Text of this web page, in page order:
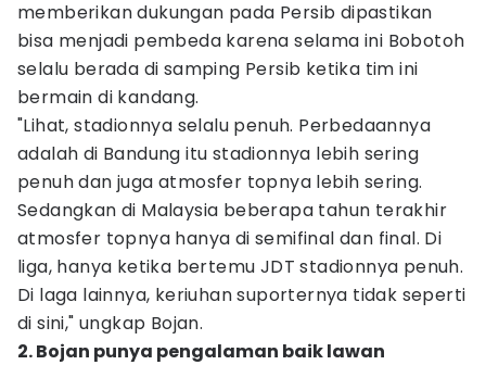
memberikan dukungan pada Persib dipastikan
bisa menjadi pembeda karena selama ini Bobotoh
selalu berada di samping Persib ketika tim ini
bermain di kandang.
"Lihat, stadionnya selalu penuh. Perbedaannya
adalah di Bandung itu stadionnya lebih sering
penuh dan juga atmosfer topnya lebih sering.
Sedangkan di Malaysia beberapa tahun terakhir
atmosfer topnya hanya di semifinal dan final. Di
liga, hanya ketika bertemu JDT stadionnya penuh.
Di laga lainnya, keriuhan suporternya tidak seperti
di sini," ungkap Bojan.
2. Bojan punya pengalaman baik lawan